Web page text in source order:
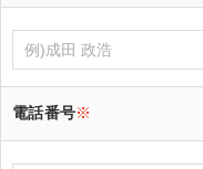
電話番号※